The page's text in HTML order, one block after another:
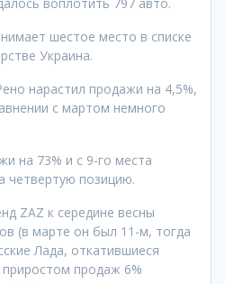
шестое место в списке
Украина.
нарастил продажи на 4,5%,
с мартом немного
на 73% и с 9-го места
четвертую позицию.
ZAZ к середине весны
(в марте он был 11-м, тогда
Лада, откатившиеся
продаж 6%